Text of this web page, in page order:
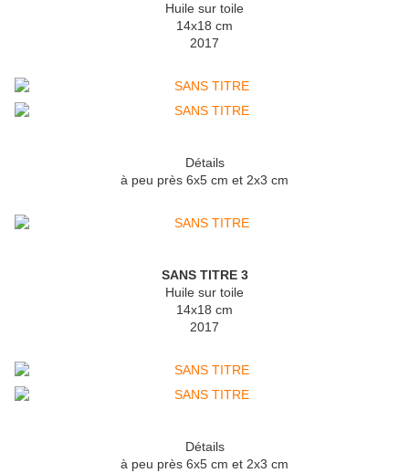
Huile sur toile
14x18 cm
2017
Détails
à peu près 6x5 cm et 2x3 cm
SANS TITRE 3
Huile sur toile
14x18 cm
2017
Détails
à peu près 6x5 cm et 2x3 cm